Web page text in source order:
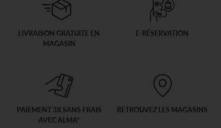
LIVRAISON GRATUITE EN
MAGASIN
E-RÉSERVATION
PAIEMENT 3X SANS FRAIS
AVEC ALMA*
RETROUVEZ LES MAGASINS